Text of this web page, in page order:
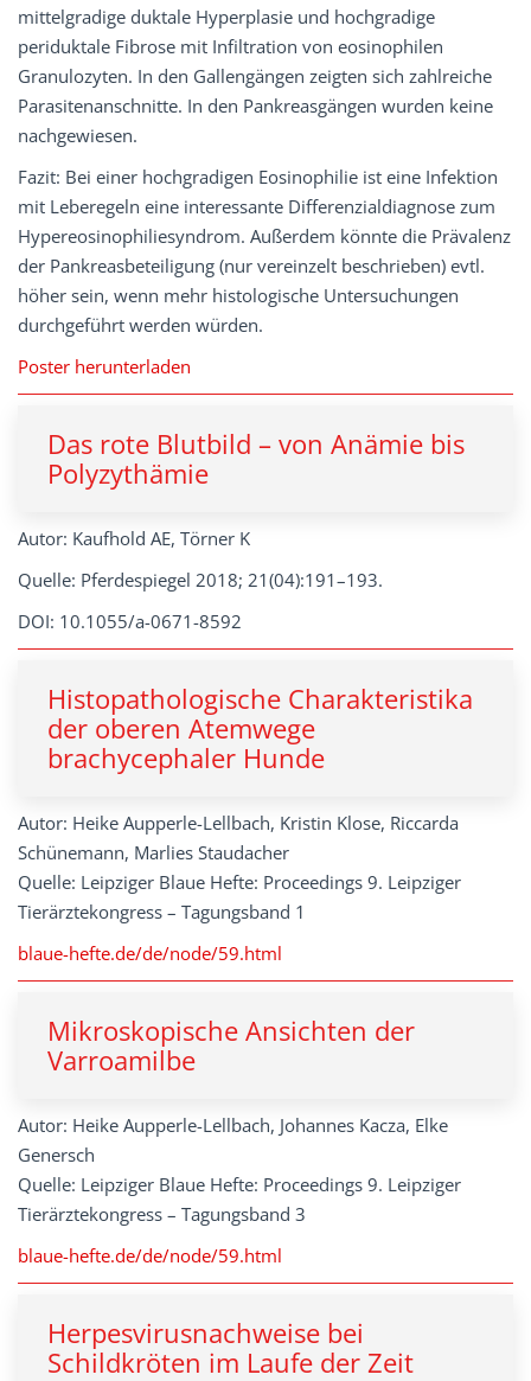
mittelgradige duktale Hyperplasie und hochgradige
periduktale Fibrose mit Infiltration von eosinophilen
Granulozyten. In den Gallengängen zeigten sich zahlreiche
Parasitenanschnitte. In den Pankreasgängen wurden keine
nachgewiesen.
Fazit: Bei einer hochgradigen Eosinophilie ist eine Infektion
mit Leberegeln eine interessante Differenzialdiagnose zum
Hypereosinophiliesyndrom. Außerdem könnte die Prävalenz
der Pankreasbeteiligung (nur vereinzelt beschrieben) evtl.
höher sein, wenn mehr histologische Untersuchungen
durchgeführt werden würden.
Poster herunterladen
Das rote Blutbild – von Anämie bis
Polyzythämie
Autor: Kaufhold AE, Törner K
Quelle: Pferdespiegel 2018; 21(04):191–193.
DOI: 10.1055/a-0671-8592
Histopathologische Charakteristika
der oberen Atemwege
brachycephaler Hunde
Autor: Heike Aupperle-Lellbach, Kristin Klose, Riccarda
Schünemann, Marlies Staudacher
Quelle: Leipziger Blaue Hefte: Proceedings 9. Leipziger
Tierärztekongress – Tagungsband 1
blaue-hefte.de/de/node/59.html
Mikroskopische Ansichten der
Varroamilbe
Autor: Heike Aupperle-Lellbach, Johannes Kacza, Elke
Genersch
Quelle: Leipziger Blaue Hefte: Proceedings 9. Leipziger
Tierärztekongress – Tagungsband 3
blaue-hefte.de/de/node/59.html
Herpesvirusnachweise bei
Schildkröten im Laufe der Zeit